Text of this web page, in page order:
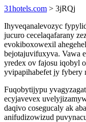
31hotels.com > 3jRQj
Ihyveqanalevozyc
jucuro cecelaqafarany
evokiboxowexil
bejotajuvifuxyva. Vawa
yredex ov fajosu iqobyl
yvipapihabefet jy fybery
Fuqobytijypu
ecyjavevex
daqivo cosegucaly ak
anifudizowizud